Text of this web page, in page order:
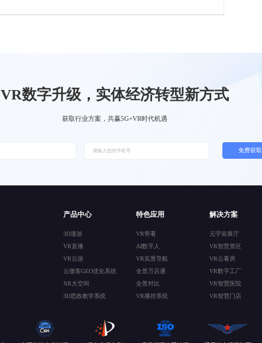
VR数字升级，实体经济转型新方式
获取行业方案，共赢5G+VR时代机遇
免费获取
产品中心
3D漫游
VR直播
VR云游
云微客GEO优化系统
XR大空间
3D思政教学系统
特色应用
VR带看
AI数字人
VR实景导航
全景万店通
全景对比
VR播控系统
解决方案
元宇宙展厅
VR智慧景区
VR云看房
VR数字工厂
VR智慧医院
VR智慧门店